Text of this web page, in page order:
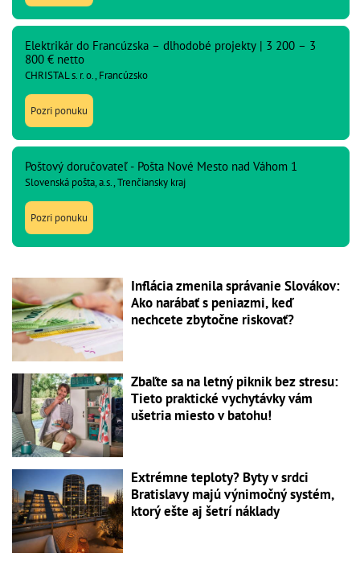
Elektrikár do Francúzska – dlhodobé projekty | 3 200 – 3
800 € netto
CHRISTAL s. r. o., Francúzsko
Pozri ponuku
Poštový doručovateľ - Pošta Nové Mesto nad Váhom 1
Slovenská pošta, a.s., Trenčiansky kraj
Pozri ponuku
Inflácia zmenila správanie Slovákov:
Ako narábať s peniazmi, keď
nechcete zbytočne riskovať?
Zbaľte sa na letný piknik bez stresu:
Tieto praktické vychytávky vám
ušetria miesto v batohu!
Extrémne teploty? Byty v srdci
Bratislavy majú výnimočný systém,
ktorý ešte aj šetrí náklady